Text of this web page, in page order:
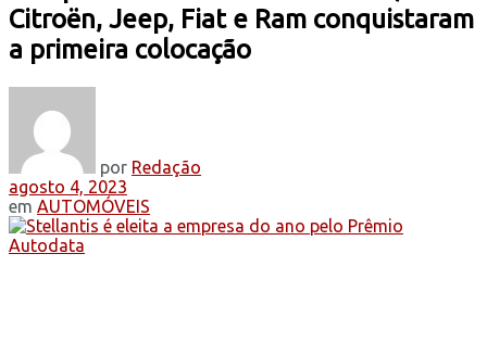
Citroën, Jeep, Fiat e Ram conquistaram
a primeira colocação
por Redação
agosto 4, 2023
em AUTOMÓVEIS